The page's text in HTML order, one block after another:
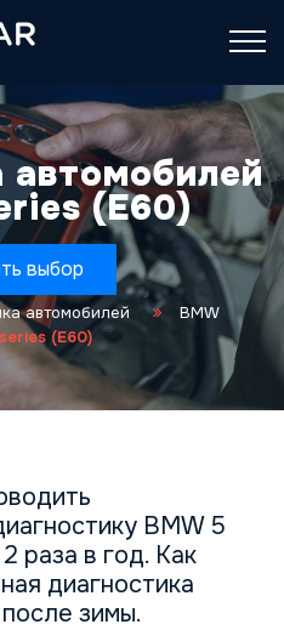
автомобилей
(E60)
выбор
автомобилей
BMW
(E60)
BMW 5
раза в год. Как
диагностика
зимы.